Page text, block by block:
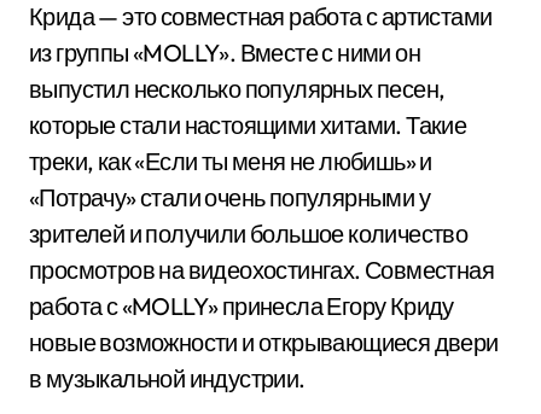
Крида — это совместная работа с артистами
из группы «MOLLY». Вместе с ними он
выпустил несколько популярных песен,
которые стали настоящими хитами. Такие
треки, как «Если ты меня не любишь» и
«Потрачу» стали очень популярными у
зрителей и получили большое количество
просмотров на видеохостингах. Совместная
работа с «MOLLY» принесла Егору Криду
новые возможности и открывающиеся двери
в музыкальной индустрии.